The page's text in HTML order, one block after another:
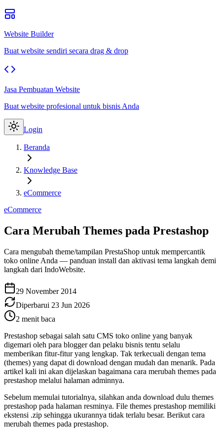
Website Builder
Buat website sendiri secara drag & drop
Jasa Pembuatan Website
Buat website profesional untuk bisnis Anda
Login
Beranda
Knowledge Base
eCommerce
eCommerce
Cara Merubah Themes pada Prestashop
Cara mengubah theme/tampilan PrestaShop untuk mempercantik
toko online Anda — panduan install dan aktivasi tema langkah demi
langkah dari IndoWebsite.
29 November 2014
Diperbarui 23 Jun 2026
2 menit baca
Prestashop sebagai salah satu CMS toko online yang banyak
digemari oleh para blogger dan pelaku bisnis tentu selalu
memberikan fitur-fitur yang lengkap. Tak terkecuali dengan tema
(themes) yang dapat di download dengan mudah dan menarik. Pada
artikel kali ini akan dijelaskan bagaimana cara merubah themes pada
prestashop melalui halaman adminnya.
Sebelum memulai tutorialnya, silahkan anda download dulu themes
prestashop pada halaman resminya. File themes prestashop memiliki
ekstensi .zip sehingga ukurannya tidak terlalu besar. Berikut cara
merubah themes pada prestashop.